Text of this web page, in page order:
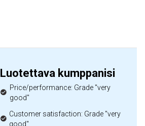
Luotettava kumppanisi
Price/performance: Grade "very
good"
Customer satisfaction: Grade "very
good"